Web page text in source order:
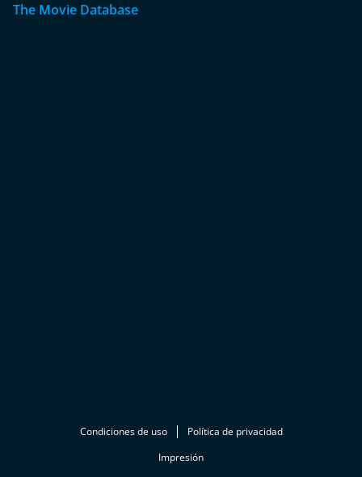
The Movie Database
Condiciones de uso
Política de privacidad
Impresión